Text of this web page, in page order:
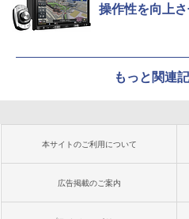
操作性を向上
もっと関連
本サイトのご利用について
広告掲載のご案内